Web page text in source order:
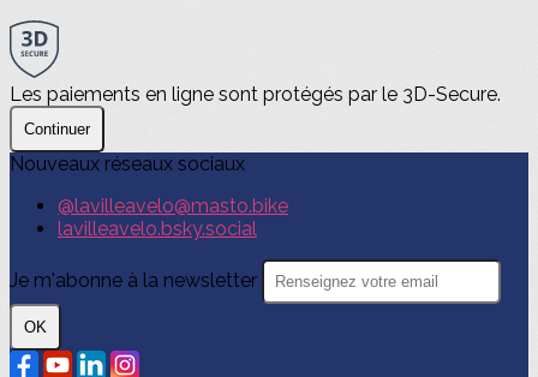
Les paiements en ligne sont protégés par le 3D-Secure.
Continuer
Nouveaux réseaux sociaux
@lavilleavelo@masto.bike
lavilleavelo.bsky.social
Je m'abonne à la newsletter
OK